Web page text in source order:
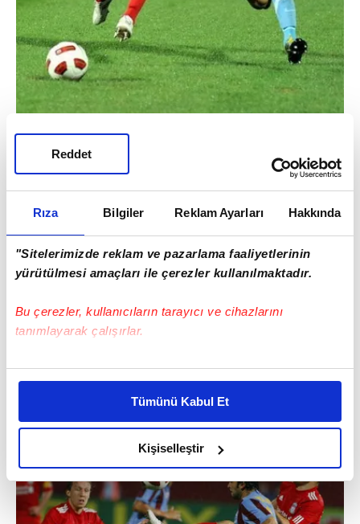
Rıza Bilgiler Reklam Ayarları Hakkında
"Sitelerimizde reklam ve pazarlama faaliyetlerinin
yürütülmesi amaçları ile çerezler kullanılmaktadır.
Bu çerezler, kullanıcıların tarayıcı ve cihazlarını
tanımlayarak çalışırlar.
Bu çerezlere izin vermeniz halinde sizlere özel
daha iyi reklam deneyimi yaşatabiliriz. Bunu yaparken
amacımızın size daha iyi bir reklam deneyimi sunmak
olduğunu ve sizlere en iyi içerikleri sunabilmek adına
elimizden gelen çabayı gösterdiğimizi ve bu noktada,
reklamların maliyetlerimizi karşılamak noktasında tek gelir
kalemimiz olduğunu sizlere hatırlatmak isteriz.
Tümünü Kabul Et
Kişiselleştir
Reddet